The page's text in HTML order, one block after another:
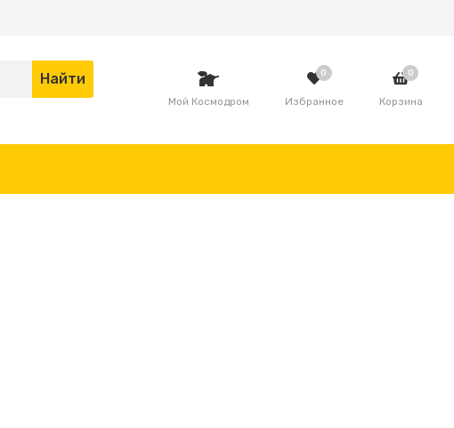
Мой Космодром
0
Избранное
0
Корзина